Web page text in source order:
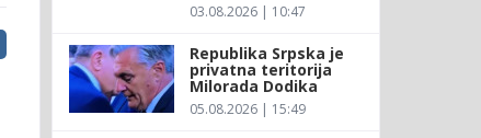
03.08.2026 | 10:47
Republika Srpska je
privatna teritorija
Milorada Dodika
05.08.2026 | 15:49